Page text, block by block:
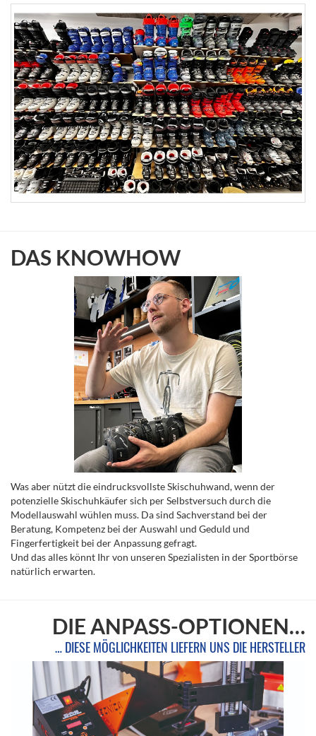
DAS KNOWHOW
Was aber nützt die eindrucksvollste Skischuhwand, wenn der
potenzielle Skischuhkäufer sich per Selbstversuch durch die
Modellauswahl wühlen muss. Da sind Sachverstand bei der
Beratung, Kompetenz bei der Auswahl und Geduld und
Fingerfertigkeit bei der Anpassung gefragt.
Und das alles könnt Ihr von unseren Spezialisten in der Sportbörse
natürlich erwarten.
DIE ANPASS-OPTIONEN…
… DIESE MÖGLICHKEITEN LIEFERN UNS DIE HERSTELLER